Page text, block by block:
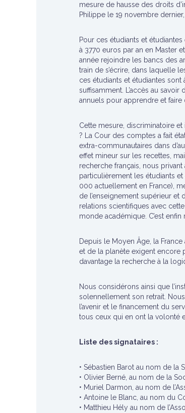
mesure de hausse des droits
Philippe le 19 novembre
Pour ces étudiants et
à 3770 euros par an en Master
année rejoindre les bancs des
train de s’écrire, dans laquelle
ces étudiants et étudiantes
suffisamment. L’accès au
annuels pour apprendre et faire
Cette mesure, discriminatoire et
? La Cour des comptes a fait
extra-communautaires dans
effet mineur sur les recettes,
recherche français, nous privant
particulièrement les étudiants
000 actuellement en France),
de l’enseignement supérieur et
relations scientifiques avec
monde académique. C’est
Depuis le Moyen Âge, la
et de la planète exigent encore
davantage la recherche à la
Nous considérons ainsi que
solennellement son retrait.
l’avenir et le financement du
tous ceux qui en ont la volonté
Liste des signataires :
• Sébastien Barot au nom de la
• Olivier Berné, au nom de la
• Muriel Darmon, au nom de
• Antoine le Blanc, au nom du
• Matthieu Hély au nom de